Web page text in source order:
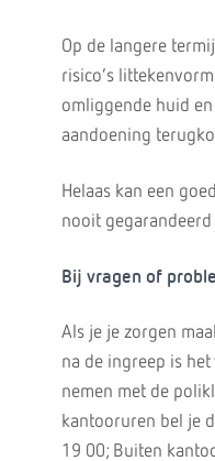
Op de langere
risico’s
omliggende huid
aandoening
Helaas kan een
nooit
Bij vragen of
Als je je zorgen
na de ingreep is
nemen met de
kantooruren bel je
19 00; Buiten